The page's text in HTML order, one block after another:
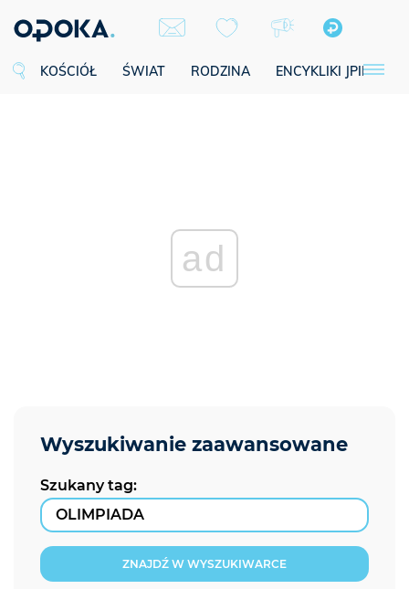
KOŚCIÓŁ ŚWIAT RODZINA ENCYKLIKI JPII
ad
Szukany tag:
ZNAJDŹ W WYSZUKIWARCE